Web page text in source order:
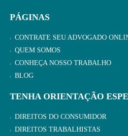
PÁGINAS
CONTRATE SEU ADVOGADO
QUEM SOMOS
CONHEÇA NOSSO TRABALHO
BLOG
TENHA ORIENTAÇÃO
DIREITOS DO CONSUMIDOR
DIREITOS TRABALHISTAS